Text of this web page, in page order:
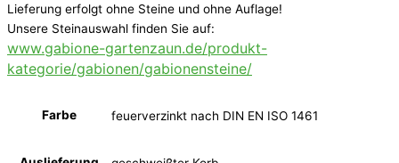
Lieferung erfolgt ohne Steine und ohne Auflage!
Unsere Steinauswahl finden Sie auf:
www.gabione-gartenzaun.de/produkt-
kategorie/gabionen/gabionensteine/
Farbe feuerverzinkt nach DIN EN ISO 1461